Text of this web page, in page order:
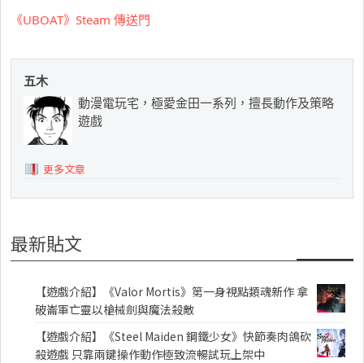
《UBOAT》Steam 傳送門
五木
動漫電玩宅，極愛金田一系列，擅長動作及策略
遊戲
更多文章
最新貼文
【遊戲介紹】《Valor Mortis》第一身視點類魂新作 拿
破崙軍亡靈以槍械劍與魔法殺敵
【遊戲介紹】《Steel Maiden 鋼鐵少女》快節奏肉鴿砍
殺遊戲 只靠兩鍵操作動作極致流暢試玩上架中